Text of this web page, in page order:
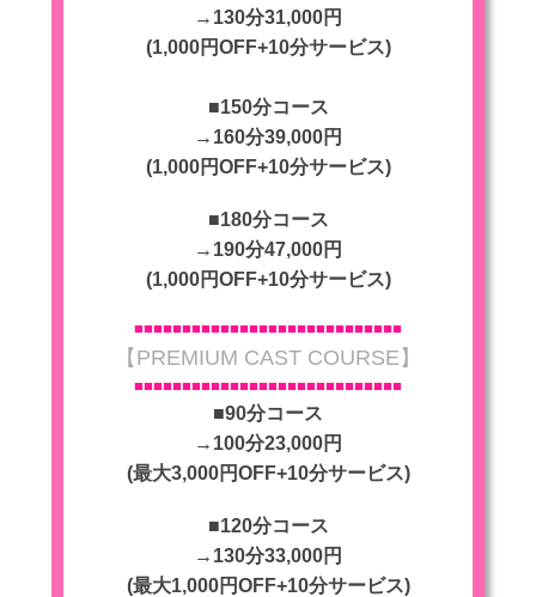
→130分31,000円
(1,000円OFF+10分サービス)
■150分コース
→160分39,000円
(1,000円OFF+10分サービス)
■180分コース
→190分47,000円
(1,000円OFF+10分サービス)
■■■■■■■■■■■■■■■■■■■■■■■■■■■■
【PREMIUM CAST COURSE】
■■■■■■■■■■■■■■■■■■■■■■■■■■■■
■90分コース
→100分23,000円
(最大3,000円OFF+10分サービス)
■120分コース
→130分33,000円
(最大1,000円OFF+10分サービス)